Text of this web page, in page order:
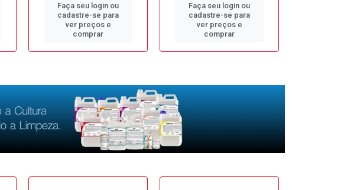
Faça seu login ou
cadastre-se para
ver preços e
comprar
Faça seu login ou
cadastre-se para
ver preços e
comprar